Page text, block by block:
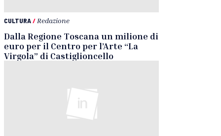
CULTURA/ Redazione
Dalla Regione Toscana un milione di
euro per il Centro per l’Arte “La
Virgola” di Castiglioncello